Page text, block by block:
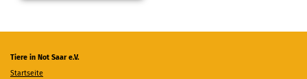
Tiere in Not Saar e.V.
Startseite